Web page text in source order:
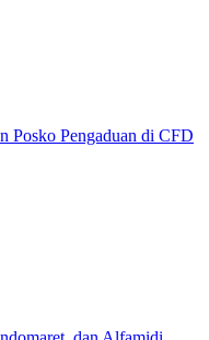
Posko Pengaduan di CFD